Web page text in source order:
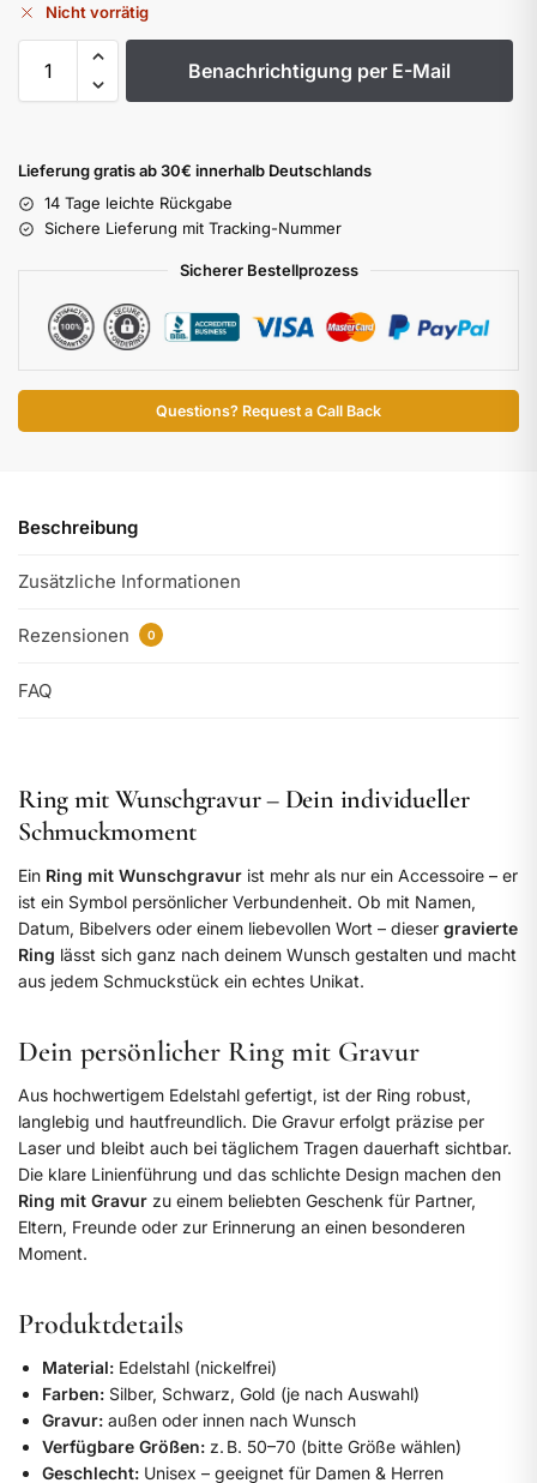
Nicht vorrätig
Benachrichtigung per E-Mail
Lieferung gratis ab 30€ innerhalb Deutschlands
14 Tage leichte Rückgabe
Sichere Lieferung mit Tracking-Nummer
Sicherer Bestellprozess
Questions? Request a Call Back
Beschreibung
Zusätzliche Informationen
Rezensionen 0
FAQ
Ring mit Wunschgravur – Dein individueller
Schmuckmoment
Ein Ring mit Wunschgravur ist mehr als nur ein Accessoire – er
ist ein Symbol persönlicher Verbundenheit. Ob mit Namen,
Datum, Bibelvers oder einem liebevollen Wort – dieser gravierte
Ring lässt sich ganz nach deinem Wunsch gestalten und macht
aus jedem Schmuckstück ein echtes Unikat.
Dein persönlicher Ring mit Gravur
Aus hochwertigem Edelstahl gefertigt, ist der Ring robust,
langlebig und hautfreundlich. Die Gravur erfolgt präzise per
Laser und bleibt auch bei täglichem Tragen dauerhaft sichtbar.
Die klare Linienführung und das schlichte Design machen den
Ring mit Gravur zu einem beliebten Geschenk für Partner,
Eltern, Freunde oder zur Erinnerung an einen besonderen
Moment.
Produktdetails
Material: Edelstahl (nickelfrei)
Farben: Silber, Schwarz, Gold (je nach Auswahl)
Gravur: außen oder innen nach Wunsch
Verfügbare Größen: z. B. 50–70 (bitte Größe wählen)
Geschlecht: Unisex – geeignet für Damen & Herren